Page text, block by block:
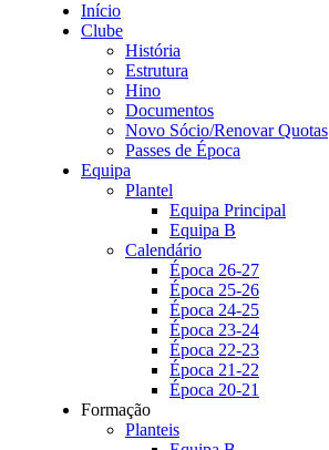
Início
Clube
História
Estrutura
Hino
Documentos
Novo Sócio/Renovar Quotas
Passes de Época
Equipa
Plantel
Equipa Principal
Equipa B
Calendário
Época 26-27
Época 25-26
Época 24-25
Época 23-24
Época 22-23
Época 21-22
Época 20-21
Formação
Planteis